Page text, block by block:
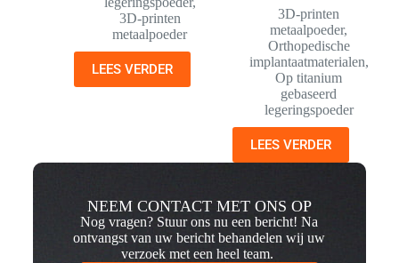
3D-printen
metaalpoeder
LEES VERDER
3D-printen
metaalpoeder,
Orthopedische
implantaatmaterialen,
Op titanium
gebaseerd
legeringspoeder
LEES VERDER
NEEM CONTACT MET ONS OP
Nog vragen? Stuur ons nu een bericht! Na
ontvangst van uw bericht behandelen wij uw
verzoek met een heel team.